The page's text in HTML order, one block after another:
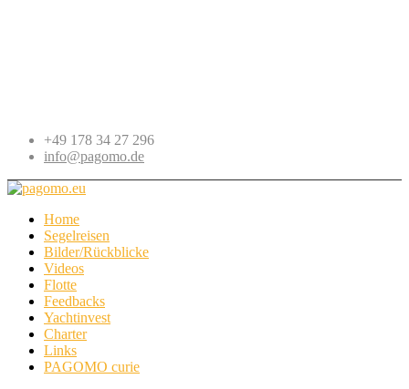
+49 178 34 27 296
info@pagomo.de
Home
Segelreisen
Bilder/Rückblicke
Videos
Flotte
Feedbacks
Yachtinvest
Charter
Links
PAGOMO curie